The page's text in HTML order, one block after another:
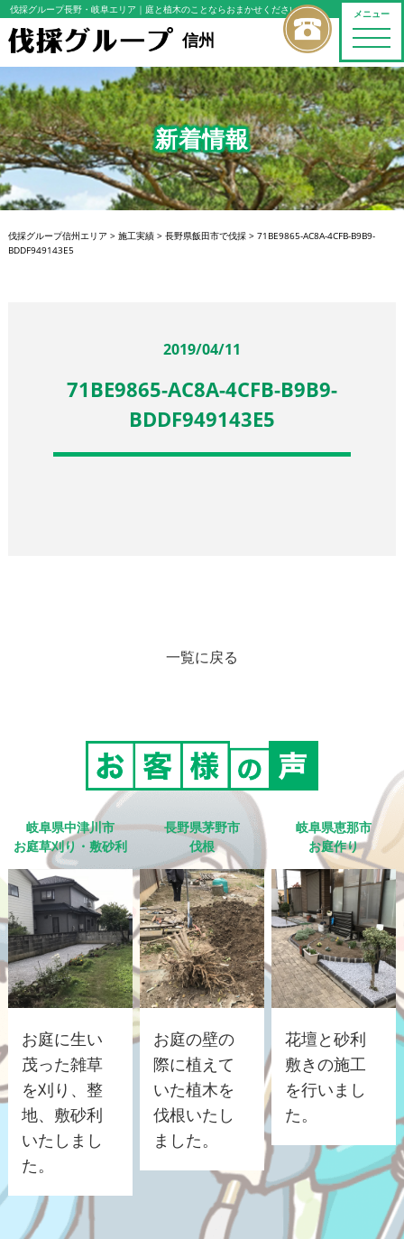
メニュー
toggle
伐採グループ長野・岐阜エリア ｜庭と植木のことならおまかせください
信州
新着情報
伐採グループ信州エリア > 施工実績> 長野県飯田市で伐採> 71BE9865-AC8A-4CFB-B9B9-
BDDF949143E5
2019/04/11
71BE9865-AC8A-4CFB-B9B9-
BDDF949143E5
一覧に戻る
岐阜県中津川市
お庭草刈り・敷砂利
お庭に生い
茂った雑草
を刈り、整
地、敷砂利
いたしまし
た。
長野県茅野市
伐根
お庭の壁の
際に植えて
いた植木を
伐根いたし
ました。
岐阜県恵那市
お庭作り
花壇と砂利
敷きの施工
を行いまし
た。